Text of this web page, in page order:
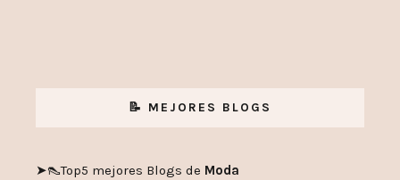
📝 MEJORES BLOGS
➤👠Top5 mejores Blogs de Moda